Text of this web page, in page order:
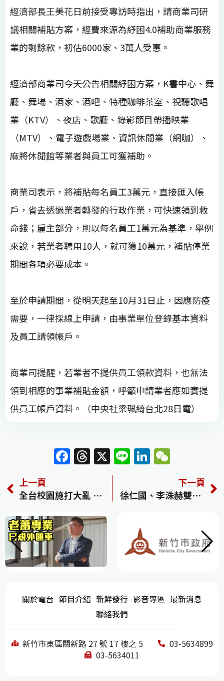
經濟部長王美花日前接受專訪時指出，請商業司研
議相關補貼方案，經費來源為紓困4.0補助商業服務
業的剩餘款，初估6000家、3萬人受惠。
經濟部商業司今天公告相關紓困方案，K書中心、舞
廳、舞場、酒家、酒吧、特種咖啡茶室、視聽歌唱
業（KTV）、夜店、歌廳、錄影節目帶播映業
（MTV）、電子遊戲場業、資訊休閒業（網咖）、
麻將休閒館等業者與員工可獲補助。
商業司表示，將補貼每名員工3萬元，直接匯入帳
戶，省去透過業者轉發的行政作業，可快速領到救
命錢；雇主部分，則以每名員工1萬元為基準，舉例
來說，若業者聘用10人，就可獲10萬元，補貼停業
期間各項必要成本。
至於申請期間，從明天起至10月31日止，因應防疫
需要，一律採線上申請，由事業單位登錄基本資料
及員工請領帳戶。
商業司提醒，若業者不提供員工領款資料，也無法
領到相應的事業補貼金額，呼籲申請業者應如實提
供員工帳戶資料。（中央社梁珮綺台北28日電）
F
a
c
e
b
o
o
k
T
h
a
d
s
X Li
n
e
Li
n
k
e
n
C
h
上一頁
全台校園施打大亂 家長憂心忡忡！30萬劑BNT遲到 多校接種撞段考
下一頁
徐仁國、李洙赫雙帥再合體「霹靂油俠」 直呼命中注定
關於電台 節目介紹 新鮮發行 影音專區 最新消息
聯絡我們
新竹市東區關新路 27 號 17 樓之 5
03-5634899
03-5634011